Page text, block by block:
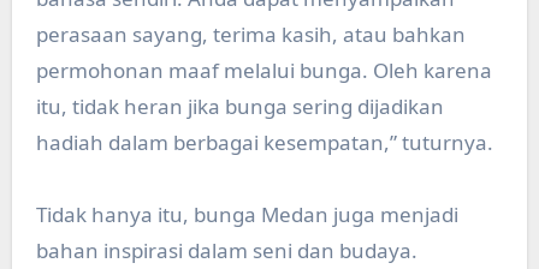
perasaan sayang, terima kasih, atau bahkan
permohonan maaf melalui bunga. Oleh karena
itu, tidak heran jika bunga sering dijadikan
hadiah dalam berbagai kesempatan,” tuturnya.
Tidak hanya itu, bunga Medan juga menjadi
bahan inspirasi dalam seni dan budaya.